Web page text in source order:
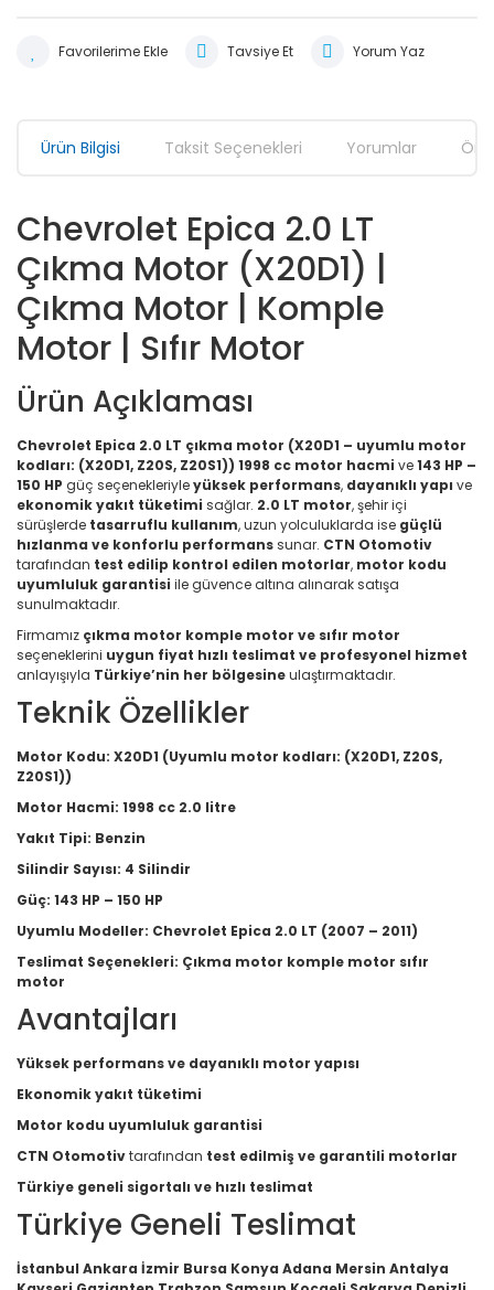
Tavsiye Et Yorum Yaz
Ürün Bilgisi Taksit Seçenekleri Yorumlar
Chevrolet Epica 2.0 LT
Çıkma Motor (X20D1) |
Çıkma Motor | Komple
Motor | Sıfır Motor
Ürün Açıklaması
Chevrolet Epica 2.0 LT çıkma motor (X20D1 – uyumlu motor
kodları: (X20D1, Z20S, Z20S1)) 1998 cc motor hacmi ve143 HP –
150 HP güç seçenekleriyleyüksek performans, dayanıklı yapı ve
ekonomik yakıt tüketimi sağlar. 2.0 LT motor, şehir içi
sürüşlerde tasarruflu kullanım, uzun yolculuklarda ise güçlü
hızlanma ve konforlu performanssunar. CTN Otomotiv
tarafından test edilip kontrol edilen motorlar, motor kodu
uyumluluk garantisi ile güvence altına alınarak satışa
sunulmaktadır.
Firmamız çıkma motor komple motor ve sıfır motor
seçeneklerini uygun fiyat hızlı teslimat ve profesyonel hizmet
anlayışıyla Türkiye’nin her bölgesineulaştırmaktadır.
Teknik Özellikler
Motor Kodu: X20D1 (Uyumlu motor kodları: (X20D1, Z20S,
Z20S1))
Motor Hacmi: 1998 cc 2.0 litre
Yakıt Tipi: Benzin
Silindir Sayısı: 4 Silindir
Güç: 143 HP – 150 HP
Uyumlu Modeller: Chevrolet Epica 2.0 LT (2007 – 2011)
Teslimat Seçenekleri: Çıkma motor komple motor sıfır
motor
Avantajları
Yüksek performans ve dayanıklı motor yapısı
Ekonomik yakıt tüketimi
Motor kodu uyumluluk garantisi
CTN Otomotivtarafından test edilmiş ve garantili motorlar
Türkiye geneli sigortalı ve hızlı teslimat
Türkiye Geneli Teslimat
İstanbul Ankara İzmir Bursa Konya Adana Mersin Antalya